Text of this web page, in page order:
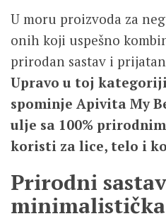
U moru proizvoda za
onih koji uspešno
prirodan sastav i
Upravo u toj kategoriji
spominje Apivita My
ulje sa 100%
koristi za lice, telo i
Prirodni